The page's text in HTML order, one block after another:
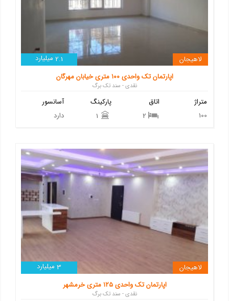
2.1 میلیارد
لاهیجان
اپارتمان تک واحدی ۱۰۰ متری خیابان مهرگان
نقدی - سند تک برگ
آسانسور
دارد
پارکینگ
اتاق
متراژ
100
3 میلیارد
لاهیجان
اپارتمان تک واحدی ۱۲۵ متری خرمشهر
نقدی - سند تک برگ